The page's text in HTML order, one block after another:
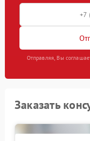
Отправляя, Вы
Заказать